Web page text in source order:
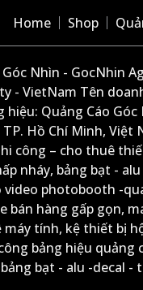
Home Shop
Nhìn - GocNhin
- VietNam Tên
Quảng Cáo
Hồ Chí Minh,
công – cho thuê
nháy, bảng bạt -
photobooth -
bán hàng gấp gọn,
tính, kệ thiết bị
bảng hiệu quảng
bạt - alu -decal -